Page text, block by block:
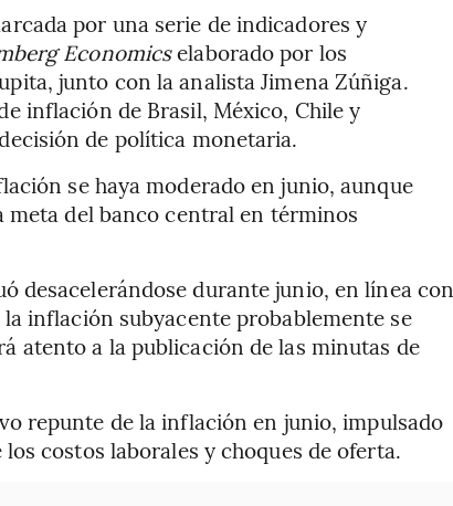
por una serie de indicadores y
Economicselaborado por los
junto con la analista Jimena Zúñiga.
inflación de Brasil, México, Chile y
de política monetaria.
se haya moderado en junio, aunque
del banco central en términos
desacelerándose durante junio, en línea con
inflación subyacente probablemente se
atento a la publicación de las minutas de
repunte de la inflación en junio, impulsado
costos laborales y choques de oferta.